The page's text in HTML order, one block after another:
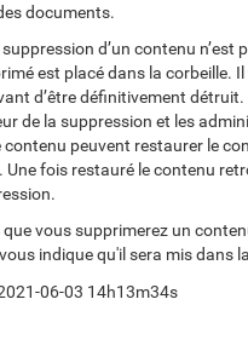
documents.
d’un contenu n’est
est placé dans la corbeille.
d’être définitivement
de la suppression et les
contenu peuvent restaurer le
Une fois restauré le contenu
vous supprimerez un
indique qu'il sera mis dans